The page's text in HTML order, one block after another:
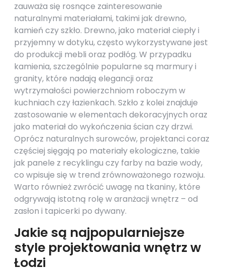
zauważa się rosnące zainteresowanie
naturalnymi materiałami, takimi jak drewno,
kamień czy szkło. Drewno, jako materiał ciepły i
przyjemny w dotyku, często wykorzystywane jest
do produkcji mebli oraz podłóg. W przypadku
kamienia, szczególnie popularne są marmury i
granity, które nadają elegancji oraz
wytrzymałości powierzchniom roboczym w
kuchniach czy łazienkach. Szkło z kolei znajduje
zastosowanie w elementach dekoracyjnych oraz
jako materiał do wykończenia ścian czy drzwi.
Oprócz naturalnych surowców, projektanci coraz
częściej sięgają po materiały ekologiczne, takie
jak panele z recyklingu czy farby na bazie wody,
co wpisuje się w trend zrównoważonego rozwoju.
Warto również zwrócić uwagę na tkaniny, które
odgrywają istotną rolę w aranżacji wnętrz – od
zasłon i tapicerki po dywany.
Jakie są najpopularniejsze
style projektowania wnętrz w
Łodzi